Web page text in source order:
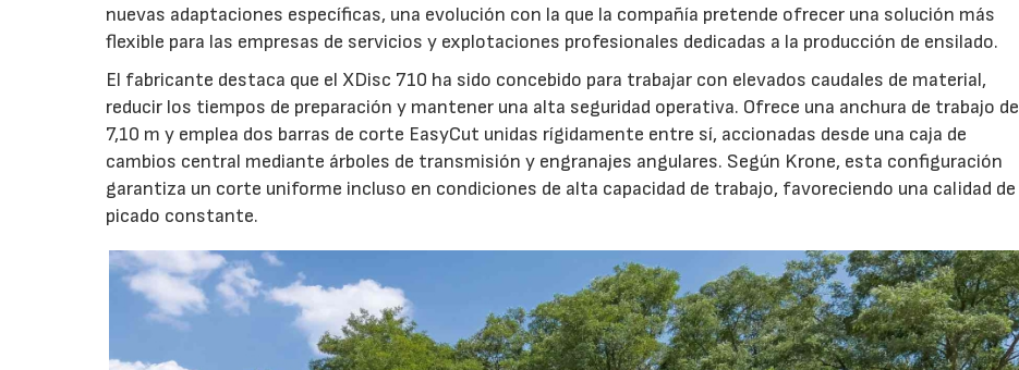
nuevas adaptaciones específicas, una evolución con la que la compañía pretende ofrecer una solución más
flexible para las empresas de servicios y explotaciones profesionales dedicadas a la producción de ensilado.
El fabricante destaca que el XDisc 710 ha sido concebido para trabajar con elevados caudales de material,
reducir los tiempos de preparación y mantener una alta seguridad operativa. Ofrece una anchura de trabajo de
7,10 m y emplea dos barras de corte EasyCut unidas rígidamente entre sí, accionadas desde una caja de
cambios central mediante árboles de transmisión y engranajes angulares. Según Krone, esta configuración
garantiza un corte uniforme incluso en condiciones de alta capacidad de trabajo, favoreciendo una calidad de
picado constante.